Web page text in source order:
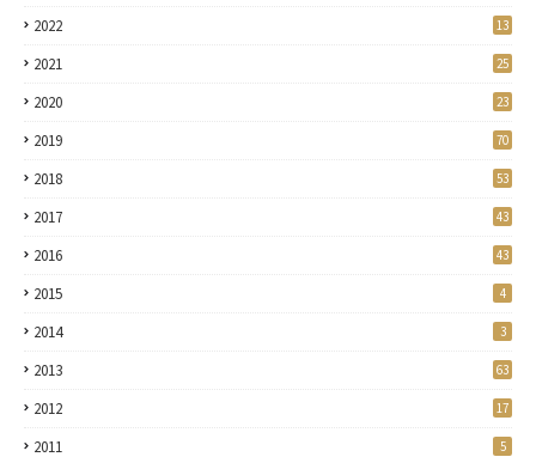
2022 13
2021 25
2020 23
2019 70
2018 53
2017 43
2016 43
2015 4
2014 3
2013 63
2012 17
2011 5